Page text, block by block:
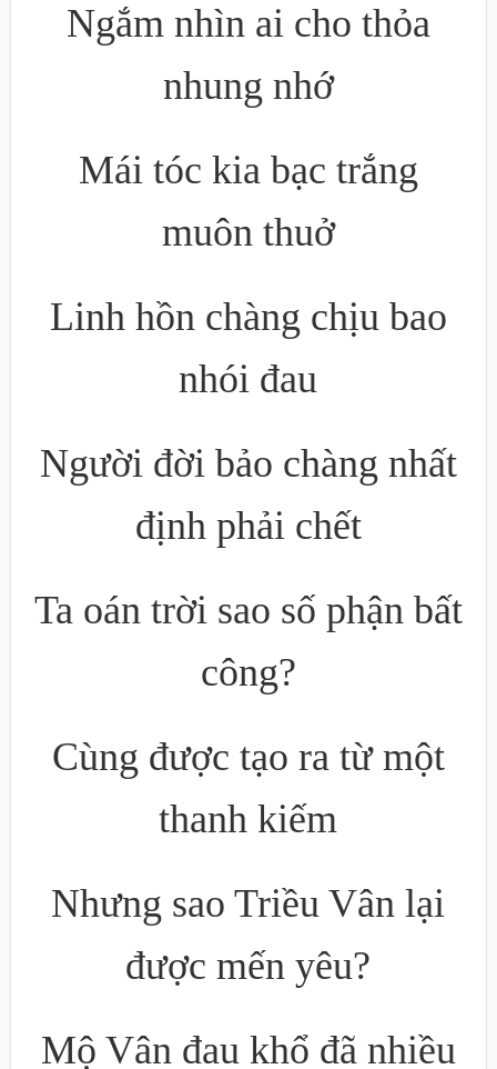
Ngắm nhìn ai cho thỏa
nhung nhớ
Mái tóc kia bạc trắng
muôn thuở
Linh hồn chàng chịu bao
nhói đau
Người đời bảo chàng nhất
định phải chết
Ta oán trời sao số phận bất
công?
Cùng được tạo ra từ một
thanh kiếm
Nhưng sao Triều Vân lại
được mến yêu?
Mộ Vân đau khổ đã nhiều